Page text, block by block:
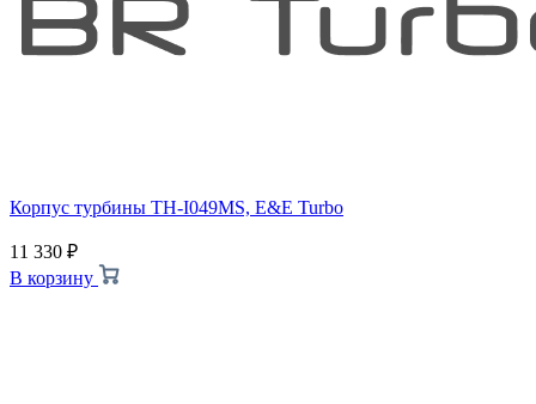
Корпус турбины TH-I049MS, E&E Turbo
11 330 ₽
В корзину